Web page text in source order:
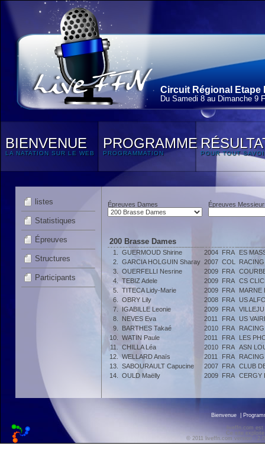
Circuit Régional Etape
Du Samedi 8 au Dimanche 9
BIENVENUE
LA NATATION SUR LE WEB
PROGRAMME
PROGRAMMATION POUR TOUT
listes
Statistiques
Épreuves
Structures
Participants
Épreuves Dames Épreuves
200 Brasse Dames
1. GUERMOUD Shirine 2004 FRA
ES
2.
GARCIA HOLGUIN Sharay 2007 COL
3.
OUERFELLI Nesrine 2009 FRA
4.
TEBIZ Adele 2009 FRA CS
5.
TITECA Lidy-Marie 2009 FRA
MARNE
6.
OBRY Lily 2008 FRA US
7.
IGABILLE Leonie 2009 FRA
8.
NEVES Eva 2011 FRA US
9.
BARTHES Takaé 2010 FRA
10.
WATIN Paule 2011 FRA
LES
11.
CHILLA Léa 2010 FRA ASN
12.
WELLARD Anaïs 2011 FRA
13.
SABOURAULT Capucine 2007 FRA CLUB
14.
OULD Maëlly 2009 FRA CERGY
Bienvenue
liveffn.com
Ce site
© 2011 liveffn.com version :